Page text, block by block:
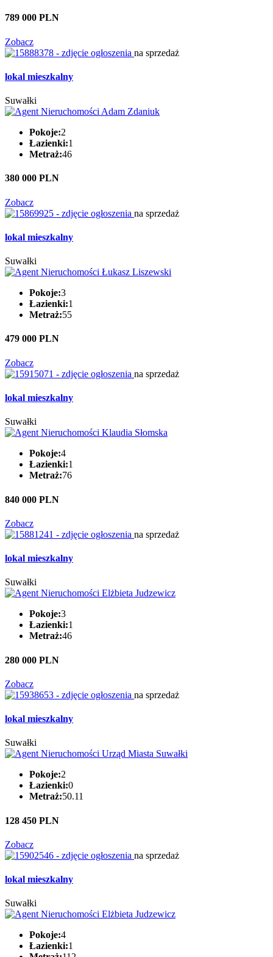
789 000 PLN
Zobacz
na sprzedaż
lokal mieszkalny
Suwałki
Pokoje:2
Łazienki:1
Metraż:46
380 000 PLN
Zobacz
na sprzedaż
lokal mieszkalny
Suwałki
Pokoje:3
Łazienki:1
Metraż:55
479 000 PLN
Zobacz
na sprzedaż
lokal mieszkalny
Suwałki
Pokoje:4
Łazienki:1
Metraż:76
840 000 PLN
Zobacz
na sprzedaż
lokal mieszkalny
Suwałki
Pokoje:3
Łazienki:1
Metraż:46
280 000 PLN
Zobacz
na sprzedaż
lokal mieszkalny
Suwałki
Pokoje:2
Łazienki:0
Metraż:50.11
128 450 PLN
Zobacz
na sprzedaż
lokal mieszkalny
Suwałki
Pokoje:4
Łazienki:1